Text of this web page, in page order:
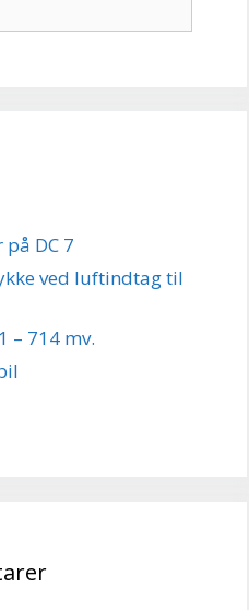
DC 7
ved luftindtag til
– 714 mv.